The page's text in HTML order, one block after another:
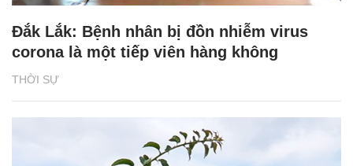
THỜI SỰ
Đắk Lắk: Bệnh nhân bị đồn nhiễm virus
corona là một tiếp viên hàng không